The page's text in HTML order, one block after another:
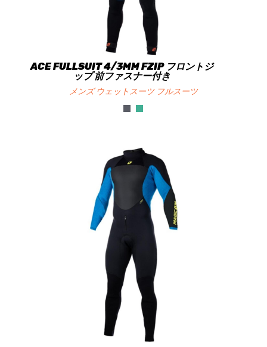
ACE FULLSUIT 4/3MM FZIP フロントジ
ップ 前ファスナー付き
メンズ ウェットスーツ フルスーツ